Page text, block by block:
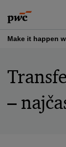
to
content
to
footer
Make it happen
–